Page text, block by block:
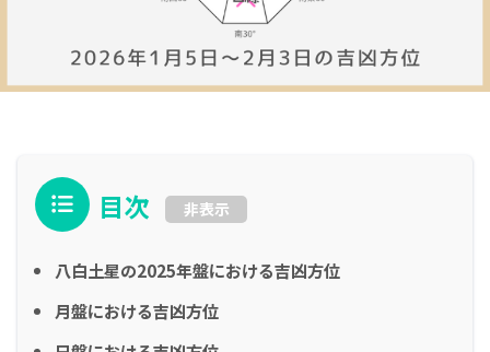
目次 非表示
八白土星の2025年盤における吉凶方位
月盤における吉凶方位